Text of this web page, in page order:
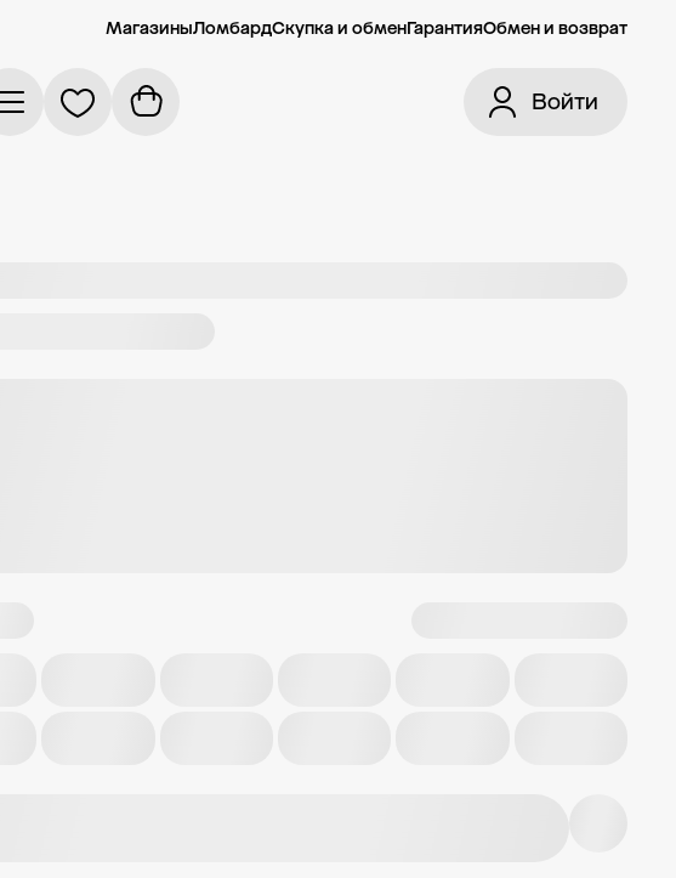
МагазиныЛомбардСкупка и обменГарантияОбмен и возврат
Войти